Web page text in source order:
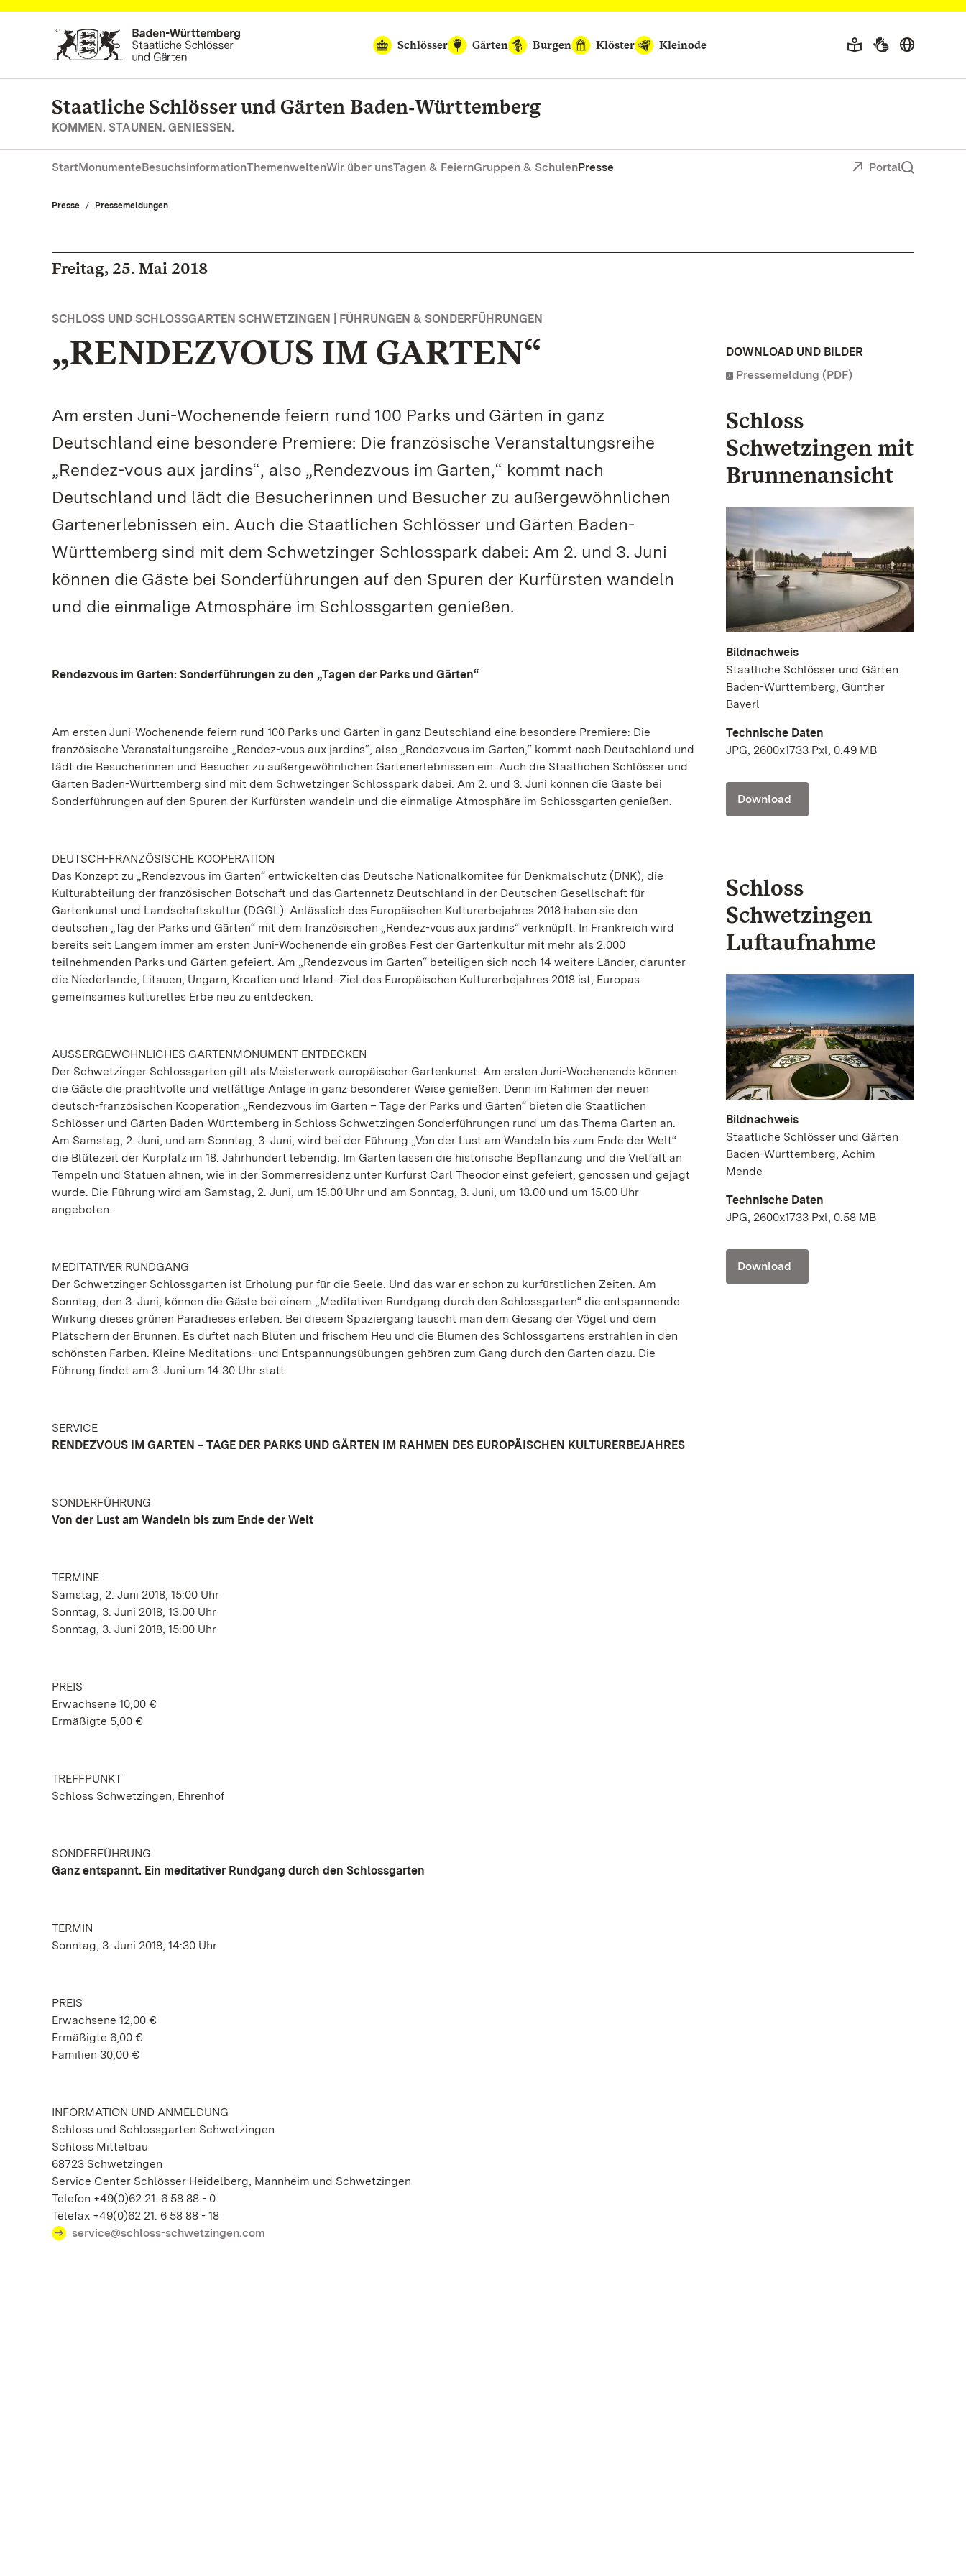
Zum Hauptinhalt springen
Schlösser
Gärten Burgen Klöster Kleinode
Staatliche Schlösser und Gärten Baden‑Württemberg
KOMMEN. STAUNEN. GENIESSEN.
StartMonumenteBesuchsinformationThemenweltenWir über unsTagen & FeiernGruppen & SchulenPresse Portal
Presse Pressemeldungen
Freitag, 25. Mai 2018
SCHLOSS UND SCHLOSSGARTEN SCHWETZINGEN | FÜHRUNGEN & SONDERFÜHRUNGEN
„RENDEZVOUS IM GARTEN“
Am ersten Juni-Wochenende feiern rund 100 Parks und Gärten in ganz
Deutschland eine besondere Premiere: Die französische Veranstaltungsreihe
„Rendez-vous aux jardins“, also „Rendezvous im Garten,“ kommt nach
Deutschland und lädt die Besucherinnen und Besucher zu außergewöhnlichen
Gartenerlebnissen ein. Auch die Staatlichen Schlösser und Gärten Baden-
Württemberg sind mit dem Schwetzinger Schlosspark dabei: Am 2. und 3. Juni
können die Gäste bei Sonderführungen auf den Spuren der Kurfürsten wandeln
und die einmalige Atmosphäre im Schlossgarten genießen.
Rendezvous im Garten: Sonderführungen zu den „Tagen der Parks und Gärten“
Am ersten Juni-Wochenende feiern rund 100 Parks und Gärten in ganz Deutschland eine besondere Premiere: Die
französische Veranstaltungsreihe „Rendez-vous aux jardins“, also „Rendezvous im Garten,“ kommt nach Deutschland und
lädt die Besucherinnen und Besucher zu außergewöhnlichen Gartenerlebnissen ein. Auch die Staatlichen Schlösser und
Gärten Baden-Württemberg sind mit dem Schwetzinger Schlosspark dabei: Am 2. und 3. Juni können die Gäste bei
Sonderführungen auf den Spuren der Kurfürsten wandeln und die einmalige Atmosphäre im Schlossgarten genießen.
DEUTSCH-FRANZÖSISCHE KOOPERATION
Das Konzept zu „Rendezvous im Garten“ entwickelten das Deutsche Nationalkomitee für Denkmalschutz (DNK), die
Kulturabteilung der französischen Botschaft und das Gartennetz Deutschland in der Deutschen Gesellschaft für
Gartenkunst und Landschaftskultur (DGGL). Anlässlich des Europäischen Kulturerbejahres 2018 haben sie den
deutschen „Tag der Parks und Gärten“ mit dem französischen „Rendez-vous aux jardins“ verknüpft. In Frankreich wird
bereits seit Langem immer am ersten Juni-Wochenende ein großes Fest der Gartenkultur mit mehr als 2.000
teilnehmenden Parks und Gärten gefeiert. Am „Rendezvous im Garten“ beteiligen sich noch 14 weitere Länder, darunter
die Niederlande, Litauen, Ungarn, Kroatien und Irland. Ziel des Europäischen Kulturerbejahres 2018 ist, Europas
gemeinsames kulturelles Erbe neu zu entdecken.
AUSSERGEWÖHNLICHES GARTENMONUMENT ENTDECKEN
Der Schwetzinger Schlossgarten gilt als Meisterwerk europäischer Gartenkunst. Am ersten Juni-Wochenende können
die Gäste die prachtvolle und vielfältige Anlage in ganz besonderer Weise genießen. Denn im Rahmen der neuen
deutsch-französischen Kooperation „Rendezvous im Garten – Tage der Parks und Gärten“ bieten die Staatlichen
Schlösser und Gärten Baden-Württemberg in Schloss Schwetzingen Sonderführungen rund um das Thema Garten an.
Am Samstag, 2. Juni, und am Sonntag, 3. Juni, wird bei der Führung „Von der Lust am Wandeln bis zum Ende der Welt“
die Blütezeit der Kurpfalz im 18. Jahrhundert lebendig. Im Garten lassen die historische Bepflanzung und die Vielfalt an
Tempeln und Statuen ahnen, wie in der Sommerresidenz unter Kurfürst Carl Theodor einst gefeiert, genossen und gejagt
wurde. Die Führung wird am Samstag, 2. Juni, um 15.00 Uhr und am Sonntag, 3. Juni, um 13.00 und um 15.00 Uhr
angeboten.
MEDITATIVER RUNDGANG
Der Schwetzinger Schlossgarten ist Erholung pur für die Seele. Und das war er schon zu kurfürstlichen Zeiten. Am
Sonntag, den 3. Juni, können die Gäste bei einem „Meditativen Rundgang durch den Schlossgarten“ die entspannende
Wirkung dieses grünen Paradieses erleben. Bei diesem Spaziergang lauscht man dem Gesang der Vögel und dem
Plätschern der Brunnen. Es duftet nach Blüten und frischem Heu und die Blumen des Schlossgartens erstrahlen in den
schönsten Farben. Kleine Meditations- und Entspannungsübungen gehören zum Gang durch den Garten dazu. Die
Führung findet am 3. Juni um 14.30 Uhr statt.
SERVICE
RENDEZVOUS IM GARTEN – TAGE DER PARKS UND GÄRTEN IM RAHMEN DES EUROPÄISCHEN KULTURERBEJAHRES
SONDERFÜHRUNG
Von der Lust am Wandeln bis zum Ende der Welt
TERMINE
Samstag, 2. Juni 2018, 15:00 Uhr
Sonntag, 3. Juni 2018, 13:00 Uhr
Sonntag, 3. Juni 2018, 15:00 Uhr
PREIS
Erwachsene 10,00 €
Ermäßigte 5,00 €
TREFFPUNKT
Schloss Schwetzingen, Ehrenhof
SONDERFÜHRUNG
Ganz entspannt. Ein meditativer Rundgang durch den Schlossgarten
TERMIN
Sonntag, 3. Juni 2018, 14:30 Uhr
PREIS
Erwachsene 12,00 €
Ermäßigte 6,00 €
Familien 30,00 €
INFORMATION UND ANMELDUNG
Schloss und Schlossgarten Schwetzingen
Schloss Mittelbau
68723 Schwetzingen
Service Center Schlösser Heidelberg, Mannheim und Schwetzingen
Telefon +49(0)62 21. 6 58 88 - 0
Telefax +49(0)62 21. 6 58 88 - 18
service@schloss-schwetzingen.com
DOWNLOAD UND BILDER
Pressemeldung (PDF)
Schloss
Schwetzingen mit
Brunnenansicht
Bildnachweis
Staatliche Schlösser und Gärten
Baden-Württemberg, Günther
Bayerl
Technische Daten
JPG, 2600x1733 Pxl, 0.49 MB
Download
Schloss
Schwetzingen
Luftaufnahme
Bildnachweis
Staatliche Schlösser und Gärten
Baden-Württemberg, Achim
Mende
Technische Daten
JPG, 2600x1733 Pxl, 0.58 MB
Download